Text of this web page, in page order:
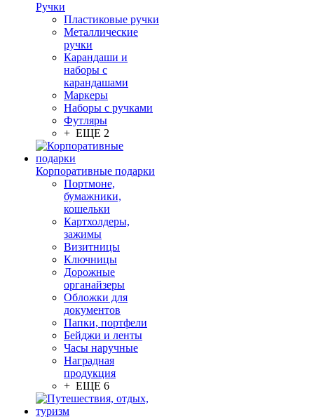
Ручки
Пластиковые ручки
Металлические
ручки
Карандаши и
наборы с
карандашами
Маркеры
Наборы с ручками
Футляры
+ ЕЩЕ 2
Корпоративные подарки
Портмоне,
бумажники,
кошельки
Картхолдеры,
зажимы
Визитницы
Ключницы
Дорожные
органайзеры
Обложки для
документов
Папки, портфели
Бейджи и ленты
Часы наручные
Наградная
продукция
+ ЕЩЕ 6